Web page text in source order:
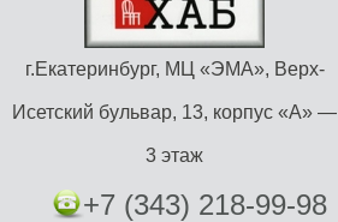
г.Екатеринбург, МЦ «ЭМА», Верх-
Исетский бульвар, 13, корпус «А» —
3 этаж
+7 (343) 218-99-98